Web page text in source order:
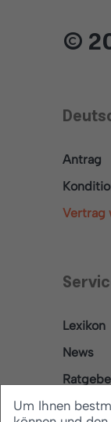
©
Antrag
Vertrag
Lexikon
News
Um Ihnen